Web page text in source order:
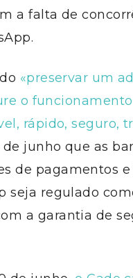
a falta de
«preservar um
o
rápido, seguro,
junho que as
de pagamentos
seja regulado
a garantia de